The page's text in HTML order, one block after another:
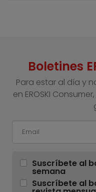
Boletines
Para estar al día y
en EROSKI
Suscríbete al
semana
Suscríbete al